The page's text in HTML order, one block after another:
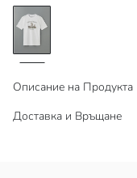
Описание на Продукта
Доставка и Връщане